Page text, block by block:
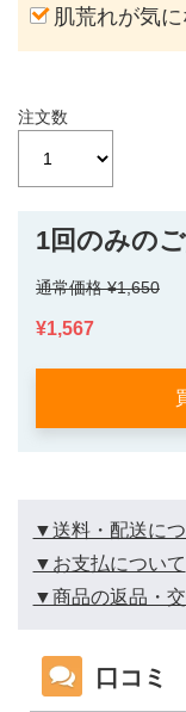
肌荒れが気
注文数
1回のみの
通常価格 ¥1,650
¥1,567
▼送料・配送に
▼お支払について
▼商品の返品・